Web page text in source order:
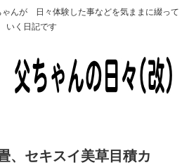
ゃんが 日々体験した事などを気ままに綴って
いく日記です
、セキスイ美草目積カ